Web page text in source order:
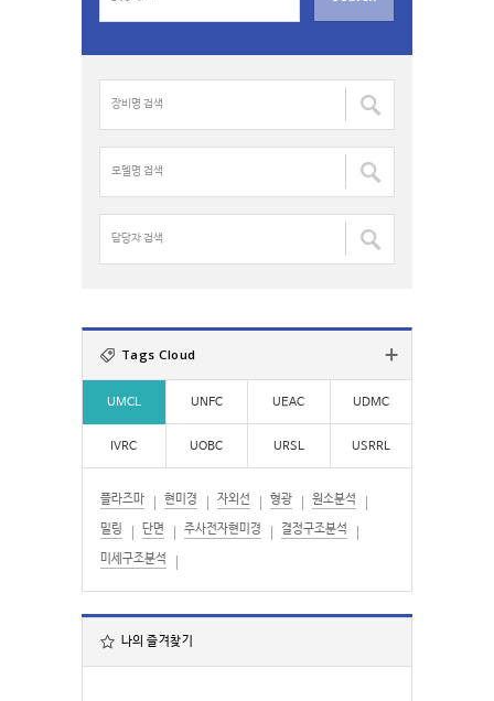
a
명
색
:
델
명
:자
:
Tags Cloud
UMCL UNFC UEAC UDMC
IVRC UOBC URSL USRRL
플라즈마 현미경 자외선 형광 원소분석
밀링 단면 주사전자현미경 결정구조분석
미세구조분석
나의 즐겨찾기